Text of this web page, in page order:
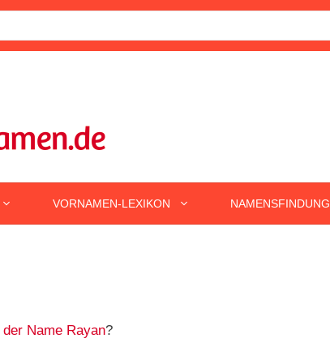
VORNAMEN-LEXIKON NAMENSFINDUNG
der Name Rayan?